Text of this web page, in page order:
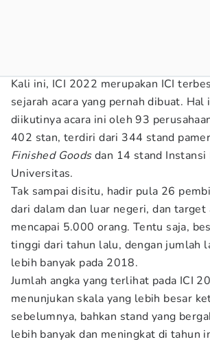
Kali ini, ICI 2022 merupakan ICI
sejarah acara yang pernah dibuat.
diikutinya acara ini oleh 93
402 stan, terdiri dari 344 stand
Finished Goodsdan 14 stand Instansi
Universitas.
Tak sampai disitu, hadir pula 26
dari dalam dan luar negeri, dan target
mencapai 5.000 orang. Tentu saja,
tinggi dari tahun lalu, dengan jumlah
lebih banyak pada 2018.
Jumlah angka yang terlihat pada ICI
menunjukan skala yang lebih besar
sebelumnya, bahkan stand yang
lebih banyak dan meningkat di tahun